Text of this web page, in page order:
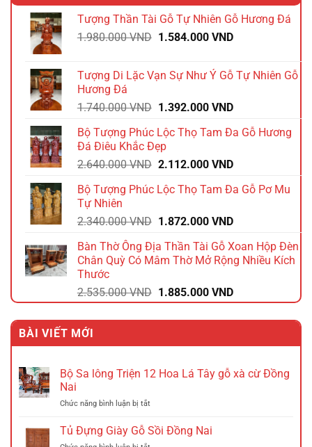
Tượng Thần Tài Gỗ Tự Nhiên Gỗ Hương Đá
1.980.000VND Giá
1.980.000 VND.
1.584.000 VNDGiá
là:
Tượng Di Lặc Vạn Sự Như Ý Gỗ Tự Nhiên Gỗ
Hương Đá
1.740.000VND Giá
là:
1.740.000 VND.
1.392.000 VNDGiá
tại
1.392.000 VND.
Bộ Tượng Phúc Lộc Thọ Tam Đa Gỗ Hương
Đá Điêu Khắc Đẹp
2.640.000VND Giá
là:
2.112.000 VNDGiá
tại
2.112.000 VND.
Bộ Tượng Phúc Lộc Thọ Tam Đa Gỗ Pơ Mu
Tự Nhiên
2.340.000VND Giá
là:
2.340.000 VND.
1.872.000 VNDGiá
tại
là:
Bàn Thờ Ông Địa Thần Tài Gỗ Xoan Hộp Đèn
Chân Quỳ Có Mâm Thờ Mở Rộng Nhiều Kích
Thước
2.535.000VND Giá
gốc
là:
1.885.000 VNDGiá
hiện
tại
1.885.000 VND.
BÀI VIẾT MỚI
Bộ Sa lông Triện 12 Hoa Lá Tây gỗ xà cừ Đồng
Nai
Chức năng bình luận bị tắtở
Sa
Tủ Đựng Giày Gỗ Sồi Đồng Nai